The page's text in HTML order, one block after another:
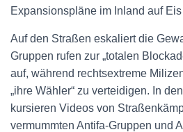
Expansionspläne im Inland auf
Auf den Straßen eskaliert die
Gruppen rufen zur „totalen
auf, während rechtsextreme
„ihre Wähler“ zu verteidigen. In
kursieren Videos von
vermummten Antifa-Gruppen und